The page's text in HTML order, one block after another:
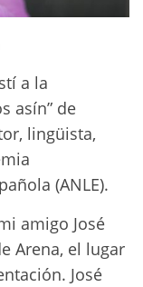
a la
asín” de
lingüista,
(ANLE).
amigo José
Arena, el lugar
José